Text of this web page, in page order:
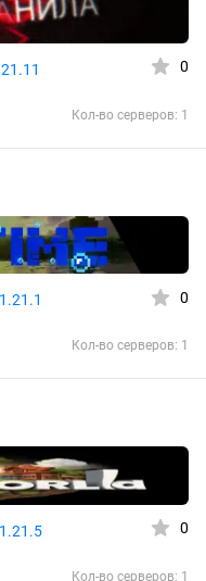
0
Кол-во серверов: 1
1.21.1 0
Кол-во серверов: 1
1.21.5 0
Кол-во серверов: 1